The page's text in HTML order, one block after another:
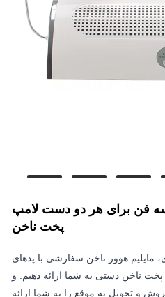
فن برای هر دو دست لامپ
پخت ناخن
مایلیم هوور ناخن سفارشی با پدهای
ناخن دستی به شما ارائه دهیم. و
و تحویل به موقع را به شما ارائه